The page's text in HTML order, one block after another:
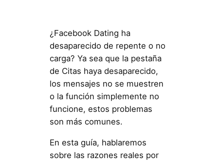
¿Facebook Dating ha
desaparecido de repente o no
carga? Ya sea que la pestaña
de Citas haya desaparecido,
los mensajes no se muestren
o la función simplemente no
funcione, estos problemas
son más comunes.
En esta guía, hablaremos
sobre las razones reales por